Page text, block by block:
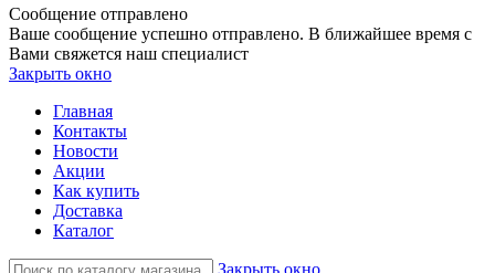
Сообщение отправлено
Ваше сообщение успешно отправлено. В ближайшее время с
Вами свяжется наш специалист
Закрыть окно
Главная
Контакты
Новости
Акции
Как купить
Доставка
Каталог
Закрыть окно